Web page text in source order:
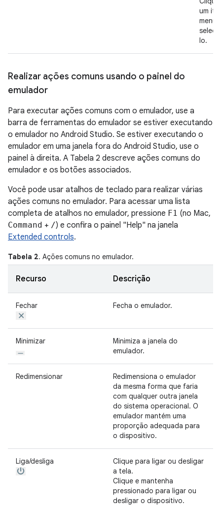
um
menu
lo.
Realizar ações comuns usando o painel do
emulador
Para executar ações comuns com o emulador, use a
barra de ferramentas do emulador se estiver executando
o emulador no Android Studio. Se estiver executando o
emulador em uma janela fora do Android Studio, use o
painel à direita. A Tabela 2 descreve ações comuns do
emulador e os botões associados.
Você pode usar atalhos de teclado para realizar várias
ações comuns no emulador. Para acessar uma lista
completa de atalhos no emulador, pressione F1 (no Mac,
Command + /) e confira o painel "Help" na janela
Extended controls.
Tabela 2. Ações comuns no emulador.
Recurso Descrição
Fechar Fecha o emulador.
Minimizar
Minimiza a janela do
emulador.
Redimensionar
Redimensiona o emulador
da mesma forma que faria
com qualquer outra janela
do sistema operacional. O
emulador mantém uma
proporção adequada para
o dispositivo.
Liga/desliga
Clique para ligar ou desligar
a tela.
Clique e mantenha
pressionado para ligar ou
desligar o dispositivo.